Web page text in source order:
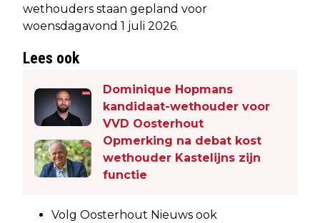
wethouders staan gepland voor
woensdagavond 1 juli 2026.
Lees ook
Dominique Hopmans
kandidaat-wethouder voor
VVD Oosterhout
Opmerking na debat kost
wethouder Kastelijns zijn
functie
Volg Oosterhout Nieuws ook